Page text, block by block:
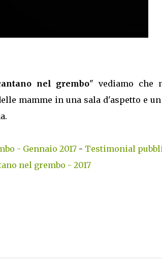
nel grembo" vediamo che
mamme in una sala d'aspetto e
- Gennaio 2017 - Testimonial
nel grembo - 2017